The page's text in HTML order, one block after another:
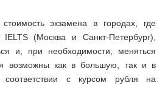
экзамена в городах, где
(Москва и Санкт-Петербург),
и, при необходимости, меняться
возможны как в большую, так и в
с курсом рубля на